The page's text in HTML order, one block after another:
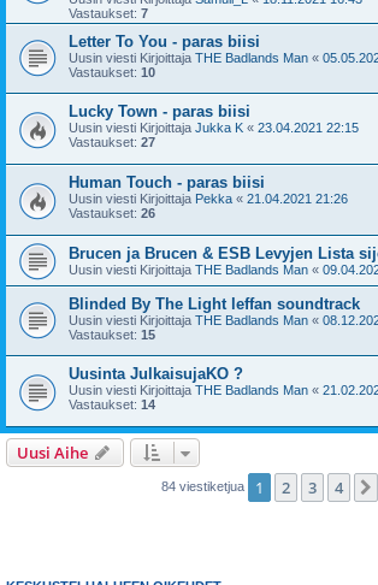
Vastaukset: 7
Letter To You - paras biisi
Uusin viesti Kirjoittaja THE Badlands Man «
Vastaukset: 10
Lucky Town - paras biisi
Uusin viesti Kirjoittaja Jukka K « 23.04.2021 22:15
Vastaukset: 27
Human Touch - paras biisi
Uusin viesti Kirjoittaja Pekka « 21.04.2021 21:26
Vastaukset: 26
Brucen ja Brucen & ESB Levyjen Lista
Uusin viesti Kirjoittaja THE Badlands Man «
Blinded By The Light leffan soundtrack
Uusin viesti Kirjoittaja THE Badlands Man «
Vastaukset: 15
Uusinta JulkaisujaKO ?
Uusin viesti Kirjoittaja THE Badlands Man «
Vastaukset: 14
Uusi Aihe
84 viestiketjua 1 2 3 4